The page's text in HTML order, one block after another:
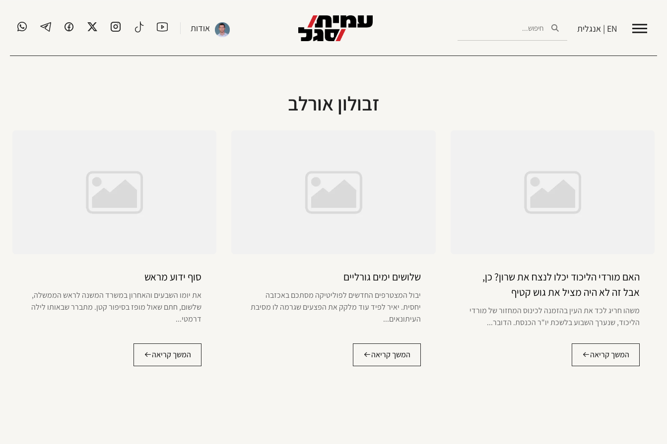
EN | אנגלית אודות
זבולון אורלב
האם מורדי הליכוד יכלו לנצח את שרון? כן,
אבל זה לא היה מציל את גוש קטיף
משהו חריג לכד את העין בהזמנה לכינוס המחזור של מורדי
הליכוד, שנערך השבוע בלשכת יו"ר הכנסת. הדובר...
המשך קריאה
שלושים ימים גורליים
יבול המצטרפים החדשים לפוליטיקה מסתכם באכזבה
יחסית. יאיר לפיד עוד מלקק את הפצעים שגרמה לו מסיבת
העיתונאים...
המשך קריאה
סוף ידוע מראש
את יומו השבעים והאחרון במשרד המשנה לראש הממשלה,
שלשום, חתם שאול מופז בסיפור קטן. מתברר שבאותו לילה
דרמטי...
המשך קריאה